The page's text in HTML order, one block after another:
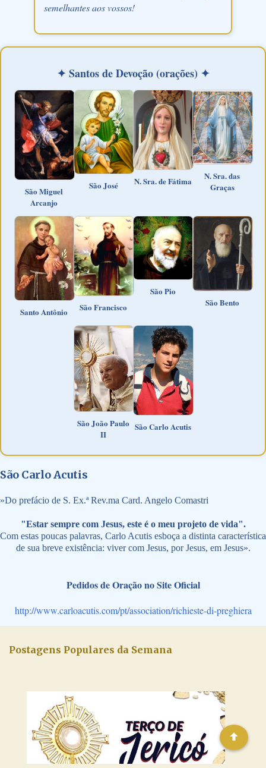
semelhantes aos vossos!
✦ Santos de Devoção (orações) ✦
São Miguel
Arcanjo
São José N. Sra. de Fátima
N. Sra. das
Graças
Santo Antônio São Francisco
São Pio
São Bento
São João Paulo
II
São Carlo Acutis
São Carlo Acutis
»Do prefácio de S. Ex.ª Rev.ma Card. Angelo Comastri
"Estar sempre com Jesus, este é o meu projeto de vida".
Com estas poucas palavras, Carlo Acutis esboça a distinta característica
de sua breve existência: viver com Jesus, por Jesus, em Jesus».
Pedidos de Oração no Site Oficial
http://www.carloacutis.com/pt/association/richieste-di-preghiera
Postagens Populares da Semana